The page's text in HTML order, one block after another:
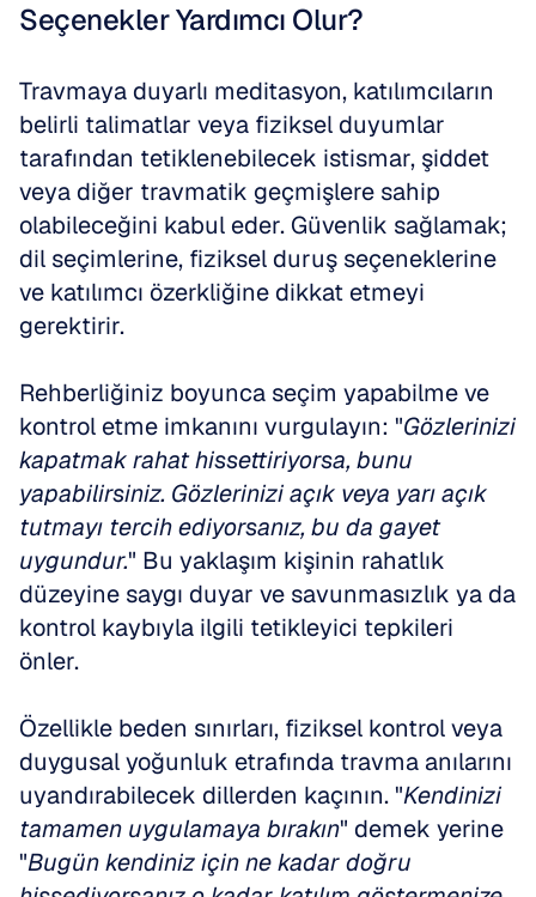
Seçenekler Yardımcı Olur?
Travmaya duyarlı meditasyon, katılımcıların
belirli talimatlar veya fiziksel duyumlar
tarafından tetiklenebilecek istismar, şiddet
veya diğer travmatik geçmişlere sahip
olabileceğini kabul eder. Güvenlik sağlamak;
dil seçimlerine, fiziksel duruş seçeneklerine
ve katılımcı özerkliğine dikkat etmeyi
gerektirir.
Rehberliğiniz boyunca seçim yapabilme ve
kontrol etme imkanını vurgulayın: "Gözlerinizi
kapatmak rahat hissettiriyorsa, bunu
yapabilirsiniz. Gözlerinizi açık veya yarı açık
tutmayı tercih ediyorsanız, bu da gayet
uygundur." Bu yaklaşım kişinin rahatlık
düzeyine saygı duyar ve savunmasızlık ya da
kontrol kaybıyla ilgili tetikleyici tepkileri
önler.
Özellikle beden sınırları, fiziksel kontrol veya
duygusal yoğunluk etrafında travma anılarını
uyandırabilecek dillerden kaçının. "Kendinizi
tamamen uygulamaya bırakın" demek yerine
"Bugün kendiniz için ne kadar doğru